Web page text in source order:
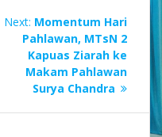
Next: Next
post:
Momentum Hari
Pahlawan, MTsN 2
Kapuas Ziarah ke
Makam Pahlawan
Surya Chandra